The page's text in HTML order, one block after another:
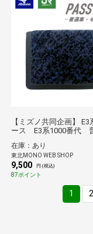
【ミズノ共同企画】 E3
ース E3系1000番代
在庫：あり
東北MONO WEB SHOP
9,500 円 (税込)
87ポイント
1 2